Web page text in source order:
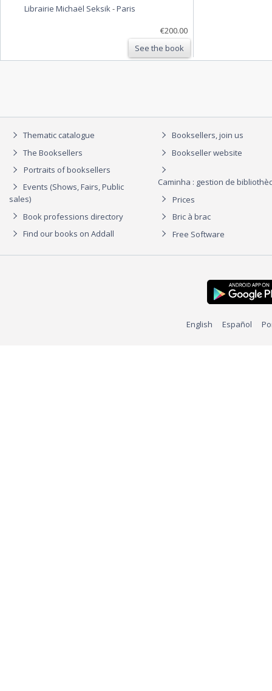
Librairie Michaël Seksik -Paris
€200.00
See the book
Thematic catalogue
The Booksellers
Portraits of booksellers
Events (Shows, Fairs, Public
sales)
Book professions directory
Find our books on Addall
Booksellers, join us
Bookseller website
Caminha : gestion de
Prices
Bric à brac
Free Software
English Español